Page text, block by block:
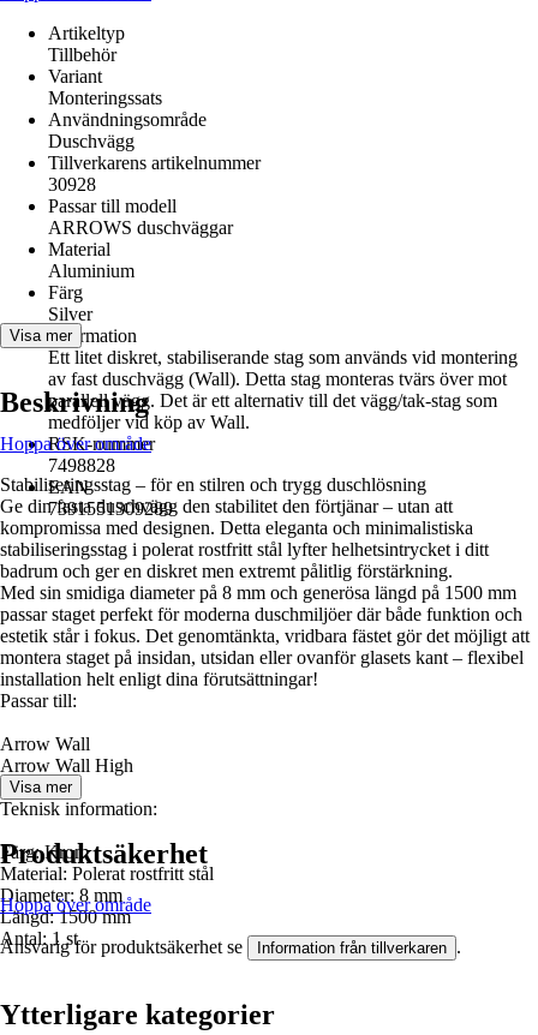
Artikeltyp
Tillbehör
Variant
Monteringssats
Användningsområde
Duschvägg
Tillverkarens artikelnummer
30928
Passar till modell
ARROWS duschväggar
Material
Aluminium
Färg
Silver
Information
Ett litet diskret, stabiliserande stag som används vid montering
av fast duschvägg (Wall). Detta stag monteras tvärs över mot
parallell vägg. Det är ett alternativ till det vägg/tak-stag som
medföljer vid köp av Wall.
RSK-nummer
7498828
EAN
7391551309289
Visa mer
Beskrivning
Hoppa över område
Stabiliseringsstag – för en stilren och trygg duschlösning
Ge din fasta duschvägg den stabilitet den förtjänar – utan att
kompromissa med designen. Detta eleganta och minimalistiska
stabiliseringsstag i polerat rostfritt stål lyfter helhetsintrycket i ditt
badrum och ger en diskret men extremt pålitlig förstärkning.
Med sin smidiga diameter på 8 mm och generösa längd på 1500 mm
passar staget perfekt för moderna duschmiljöer där både funktion och
estetik står i fokus. Det genomtänkta, vridbara fästet gör det möjligt att
montera staget på insidan, utsidan eller ovanför glasets kant – flexibel
installation helt enligt dina förutsättningar!
Passar till:
Arrow Wall
Arrow Wall High
Teknisk information:
Färg: Krom
Material: Polerat rostfritt stål
Diameter: 8 mm
Längd: 1500 mm
Antal: 1 st
Visa mer
Produktsäkerhet
Hoppa över område
Ansvarig för produktsäkerhet se Information från tillverkaren .
Ytterligare kategorier